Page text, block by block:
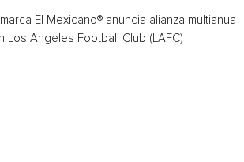
El Mexicano® anuncia alianza multianual
Los Angeles Football Club (LAFC)